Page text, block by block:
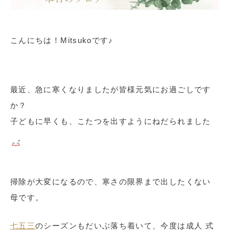
こんにちは！Mitsukoです♪
最近、急に寒くなりましたが皆様元気にお過ごしです
か？
子どもに早くも、こたつを出すようにねだられました
掃除が大変になるので、寒さの限界まで出したくない
母です。
七五三のシーズンもだいぶ落ち着いて、今度は成人 式